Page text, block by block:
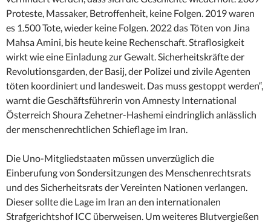
Proteste, Massaker, Betroffenheit, keine Folgen. 2019 waren
es 1.500 Tote, wieder keine Folgen. 2022 das Töten von Jina
Mahsa Amini, bis heute keine Rechenschaft. Straflosigkeit
wirkt wie eine Einladung zur Gewalt. Sicherheitskräfte der
Revolutionsgarden, der Basij, der Polizei und zivile Agenten
töten koordiniert und landesweit. Das muss gestoppt werden“,
warnt die Geschäftsführerin von Amnesty International
Österreich Shoura Zehetner-Hashemi eindringlich anlässlich
der menschenrechtlichen Schieflage im Iran.
Die Uno-Mitgliedstaaten müssen unverzüglich die
Einberufung von Sondersitzungen des Menschenrechtsrats
und des Sicherheitsrats der Vereinten Nationen verlangen.
Dieser sollte die Lage im Iran an den internationalen
Strafgerichtshof ICC überweisen. Um weiteres Blutvergießen